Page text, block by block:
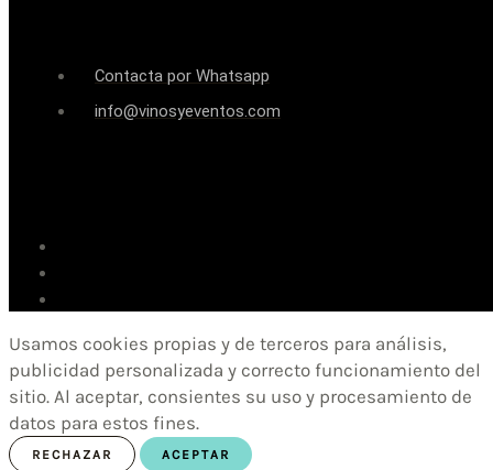
Contacta por Whatsapp
info@vinosyeventos.com
Usamos cookies propias y de terceros para análisis,
publicidad personalizada y correcto funcionamiento del
sitio. Al aceptar, consientes su uso y procesamiento de
datos para estos fines.
RECHAZAR ACEPTAR